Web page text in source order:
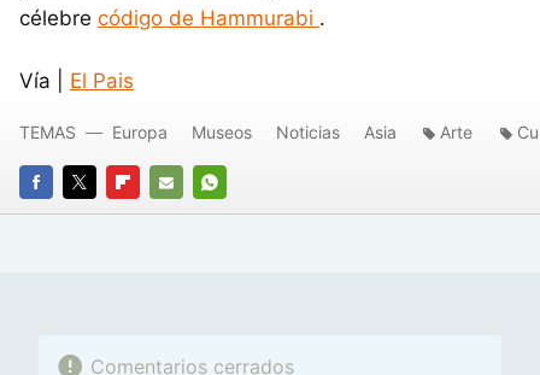
célebre código de Hammurabi .
Vía | El Pais
FACEBOOK
TWITTERFLIPBOARD
E-
WHATSAPP
TEMAS Europa Museos Noticias Asia Arte
Comentarios cerrados